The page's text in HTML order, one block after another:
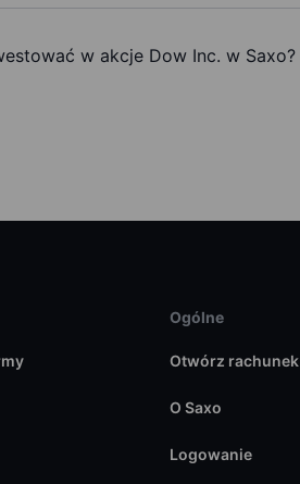
w akcje Dow Inc. w Saxo?
Ogólne
Otwórz rachunek
O Saxo
Logowanie